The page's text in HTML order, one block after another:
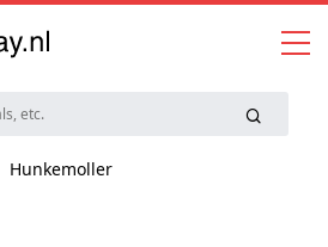
Hunkemoller